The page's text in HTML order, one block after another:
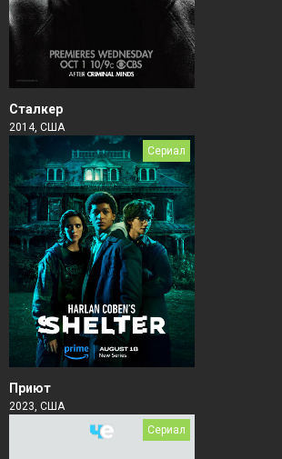
Сталкер
2014, США
Сериал
Приют
2023, США
Сериал